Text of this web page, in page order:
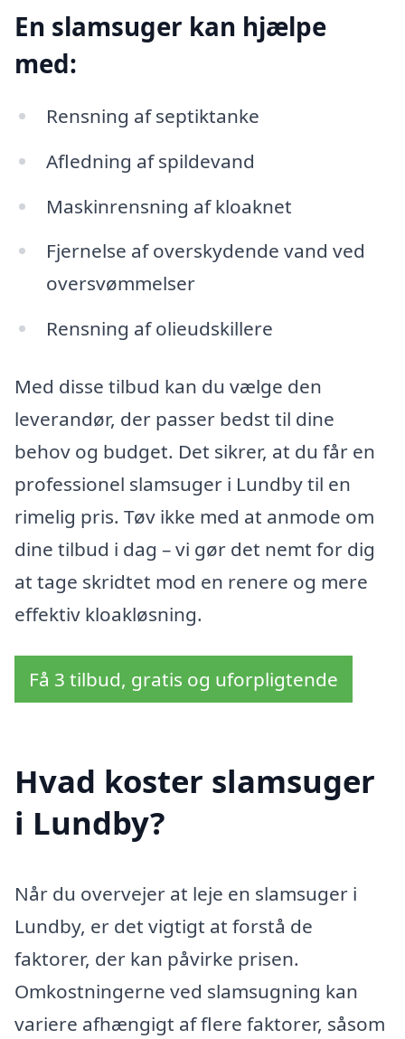
En slamsuger kan hjælpe
med:
Rensning af septiktanke
Afledning af spildevand
Maskinrensning af kloaknet
Fjernelse af overskydende vand ved
oversvømmelser
Rensning af olieudskillere
Med disse tilbud kan du vælge den
leverandør, der passer bedst til dine
behov og budget. Det sikrer, at du får en
professionel slamsuger i Lundby til en
rimelig pris. Tøv ikke med at anmode om
dine tilbud i dag – vi gør det nemt for dig
at tage skridtet mod en renere og mere
effektiv kloakløsning.
Få 3 tilbud, gratis og uforpligtende
Hvad koster slamsuger
i Lundby?
Når du overvejer at leje en slamsuger i
Lundby, er det vigtigt at forstå de
faktorer, der kan påvirke prisen.
Omkostningerne ved slamsugning kan
variere afhængigt af flere faktorer, såsom